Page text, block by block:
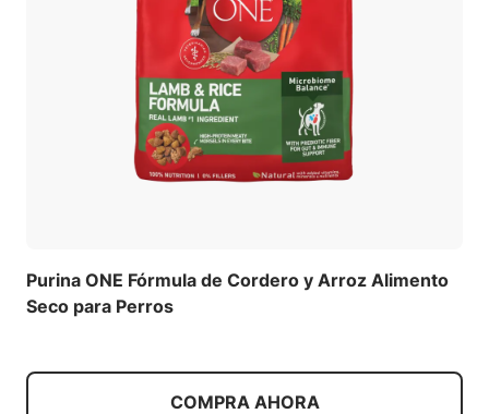
Purina ONE Fórmula de Cordero y Arroz Alimento
Seco para Perros
COMPRA AHORA